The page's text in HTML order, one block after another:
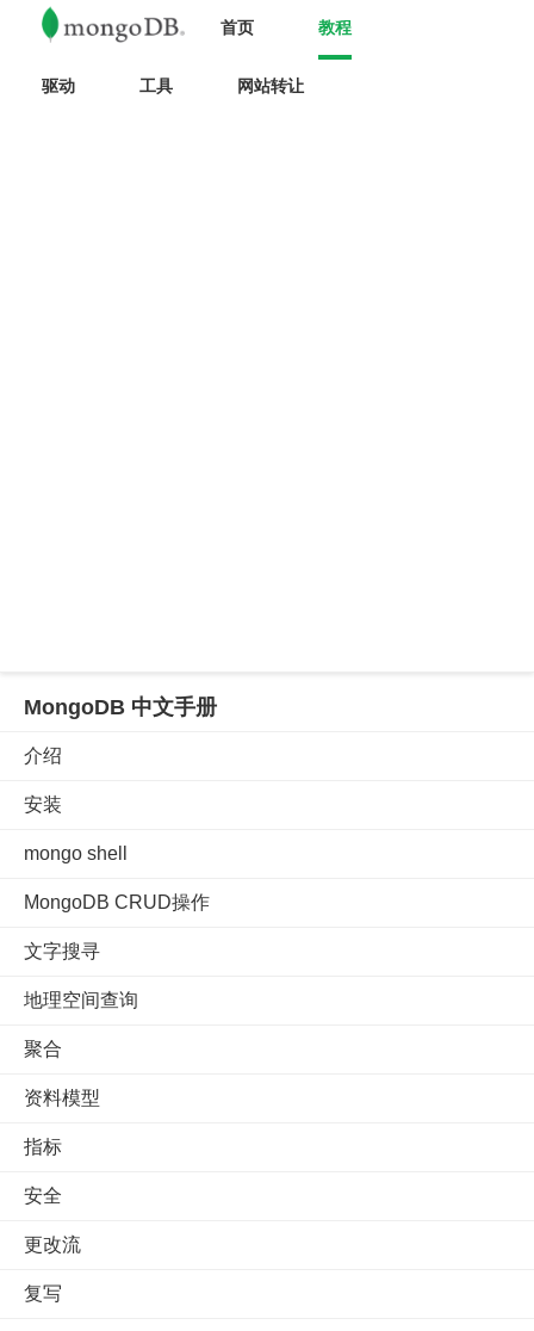
首页 教程
驱动 工具 网站转让
MongoDB 中文手册
介绍
安装
mongo shell
MongoDB CRUD操作
文字搜寻
地理空间查询
聚合
资料模型
指标
安全
更改流
复写